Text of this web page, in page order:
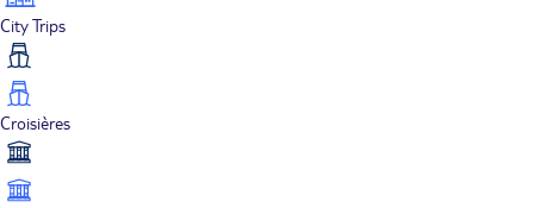
City Trips
Croisières